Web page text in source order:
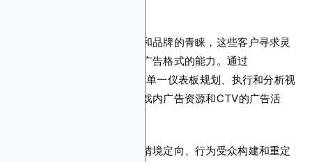
它经常受到许多中型代理商和品牌的青睐，这些客户寻求灵
活性、透明度以及访问各种广告格式的能力。通过
StackAdapt，广告主可以从单一仪表板规划、执行和分析视
频、展示、原生、音频、游戏内广告资源和CTV的广告活
另一个出色的功能是它支持情境定向、行为受众构建和重定